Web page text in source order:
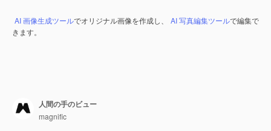
AI 画像生成ツールでオリジナル画像を作成し、 AI 写真編集ツールで編集で
きます。
人間の手のビュー
magnific